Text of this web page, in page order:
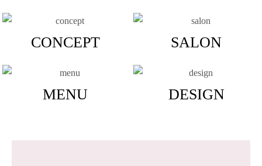
CONCEPT SALON
MENU DESIGN